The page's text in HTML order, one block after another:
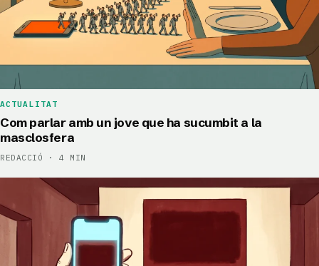
ACTUALITAT
Com parlar amb un jove que ha sucumbit a la
masclosfera
REDACCIÓ · 4 MIN